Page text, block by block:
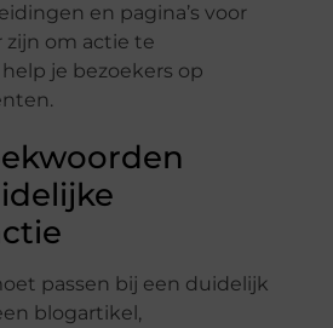
en pagina’s voor
zijn om actie te
je bezoekers op
passen bij een duidelijk
blogartikel,